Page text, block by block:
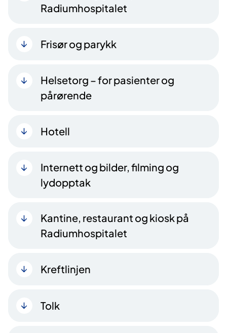
Radiumhospitalet
Frisør og parykk
Helsetorg – for pasienter og
pårørende
Hotell
Internett og bilder, filming og
lydopptak
Kantine, restaurant og kiosk på
Radiumhospitalet
Kreftlinjen
Tolk